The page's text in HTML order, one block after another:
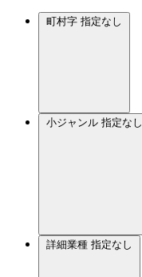
町村字 指定なし
小ジャンル 指定なし
詳細業種 指定なし